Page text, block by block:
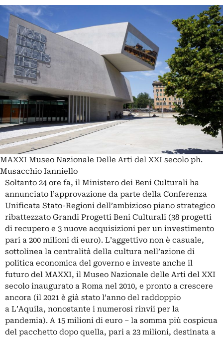
MAXXI Museo Nazionale Delle Arti del XXI secolo ph.
Musacchio Ianniello
Soltanto 24 ore fa, il Ministero dei Beni Culturali ha
annunciato l’approvazione da parte della Conferenza
Unificata Stato-Regioni dell’ambizioso piano strategico
ribattezzato Grandi Progetti Beni Culturali (38 progetti
di recupero e 3 nuove acquisizioni per un investimento
pari a 200 milioni di euro). L’aggettivo non è casuale,
sottolinea la centralità della cultura nell’azione di
politica economica del governo e investe anche il
futuro del MAXXI, il Museo Nazionale delle Arti del XXI
secolo inaugurato a Roma nel 2010, e pronto a crescere
ancora (il 2021 è già stato l’anno del raddoppio
a L’Aquila, nonostante i numerosi rinvii per la
pandemia). A 15 milioni di euro – la somma più cospicua
del pacchetto dopo quella, pari a 23 milioni, destinata a